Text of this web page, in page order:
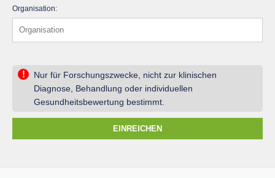
Organisation:
!
Nur für Forschungszwecke, nicht zur klinischen
Diagnose, Behandlung oder individuellen
Gesundheitsbewertung bestimmt.
EINREICHEN